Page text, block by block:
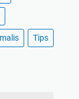
Tips